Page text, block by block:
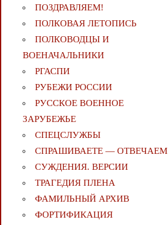
ПОЗДРАВЛЯЕМ!
ПОЛКОВАЯ ЛЕТОПИСЬ
ПОЛКОВОДЦЫ И
ВОЕНАЧАЛЬНИКИ
РГАСПИ
РУБЕЖИ РОССИИ
РУССКОЕ ВОЕННОЕ
ЗАРУБЕЖЬЕ
СПЕЦСЛУЖБЫ
СПРАШИВАЕТЕ — ОТВЕЧАЕМ
СУЖДЕНИЯ. ВЕРСИИ
ТРАГЕДИЯ ПЛЕНА
ФАМИЛЬНЫЙ АРХИВ
ФОРТИФИКАЦИЯ